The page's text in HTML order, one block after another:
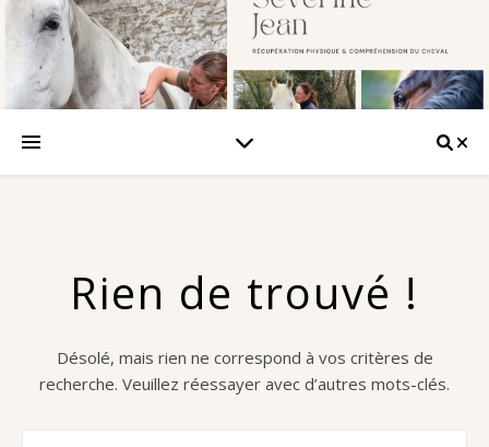
Rien de trouvé !
Désolé, mais rien ne correspond à vos critères de
recherche. Veuillez réessayer avec d’autres mots-clés.